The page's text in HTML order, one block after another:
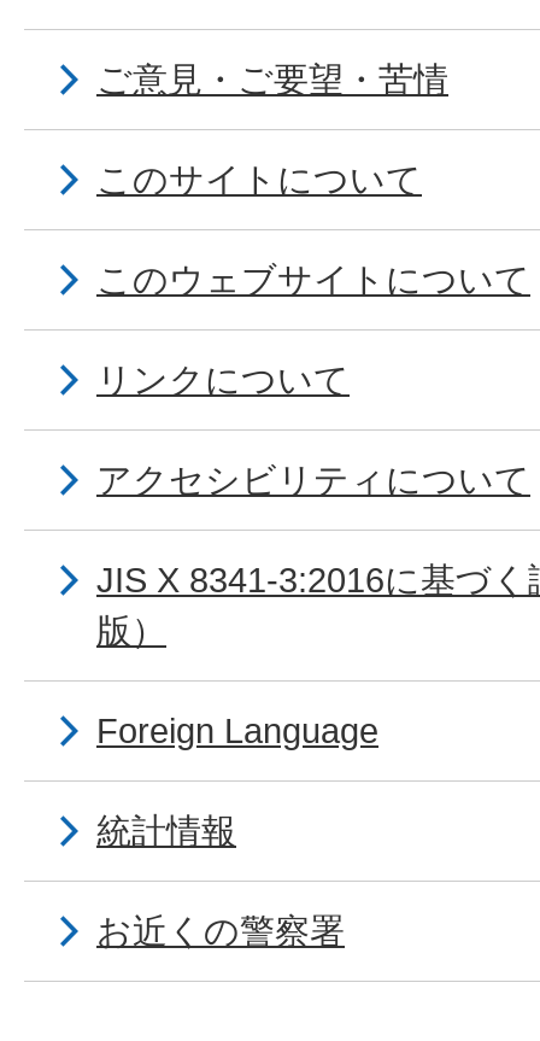
ご意見・ご要望・苦情
このサイトについて
このウェブサイトについて
リンクについて
アクセシビリティについて
JIS X 8341-3:2016に基づ
版）
Foreign Language
統計情報
お近くの警察署